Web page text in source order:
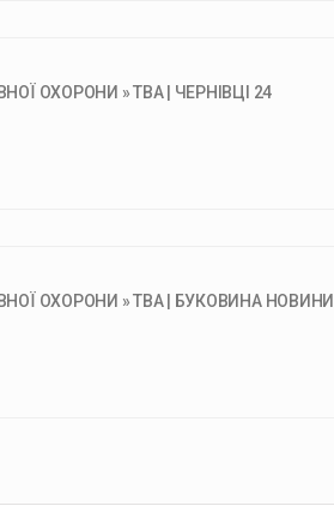
ОХОРОНИ » ТВА | ЧЕРНІВЦІ 24
ОХОРОНИ » ТВА | БУКОВИНА НОВИНИ